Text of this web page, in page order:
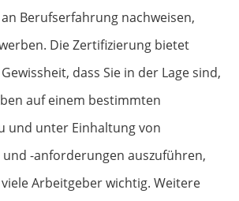
Berufserfahrung nachweisen,
Die Zertifizierung bietet
dass Sie in der Lage sind,
auf einem bestimmten
und unter Einhaltung von
-anforderungen auszuführen,
Arbeitgeber wichtig. Weitere